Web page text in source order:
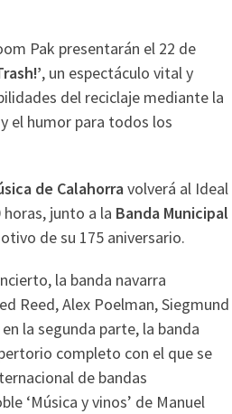
Pak presentarán el 22 de
, un espectáculo vital y
del reciclaje mediante la
el humor para todos los
de Calahorravolverá al Ideal
horas, junto a la Banda Municipal
de su 175 aniversario.
la banda navarra
Reed, Alex Poelman, Siegmund
la segunda parte, la banda
completo con el que se
de bandas
‘Música y vinos’ de Manuel